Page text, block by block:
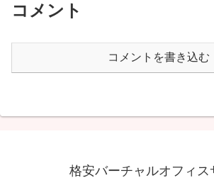
コメント
コメントを書き込む
格安バーチャルオフィス